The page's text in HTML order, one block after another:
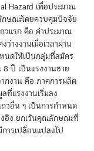
Hazard เพื่อประมาณ
ษณะโดยควบคุมปัจจัย
วแรก คือ ค่าประมาณ
างงานเมื่อเวลาผ่าน
นดให้เป็นกลุ่มที่สมัคร
ปี เป็นแรงงานชาย
กงาน คือ ภาคการผลิต
ที่แรงงานเริ่มลง
วอื่น ๆ เป็นการกำหนด
อิง ยกเว้นคุณลักษณะที่
ารเปลี่ยนแปลงไป